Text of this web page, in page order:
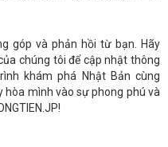
góp và phản hồi từ bạn. Hãy
chúng tôi để cập nhật thông
khám phá Nhật Bản cùng
hòa mình vào sự phong phú và